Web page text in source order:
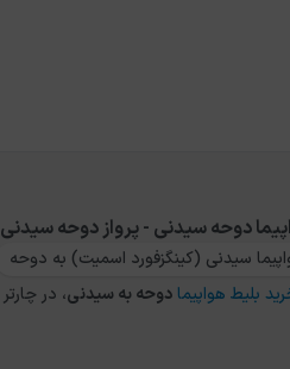
دوحه سیدنی - پرواز دوحه سیدنی
سیدنی (کینگزفورد اسمیت) به دوحه
بلیط هواپیما دوحهبهسیدنی، در چارتر 118 برای مقاصد دیگر داخلی و خارجی نیز می توانید از طریق